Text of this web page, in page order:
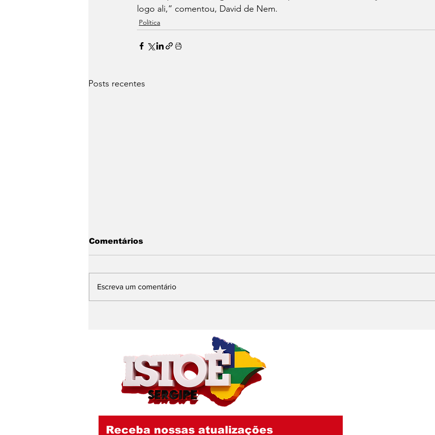
logo ali,” comentou, David de Nem.
Política
Posts recentes
sucessão política em
São Domingos
empresário
Comentários
Escreva um comentário
Receba nossas atualizações